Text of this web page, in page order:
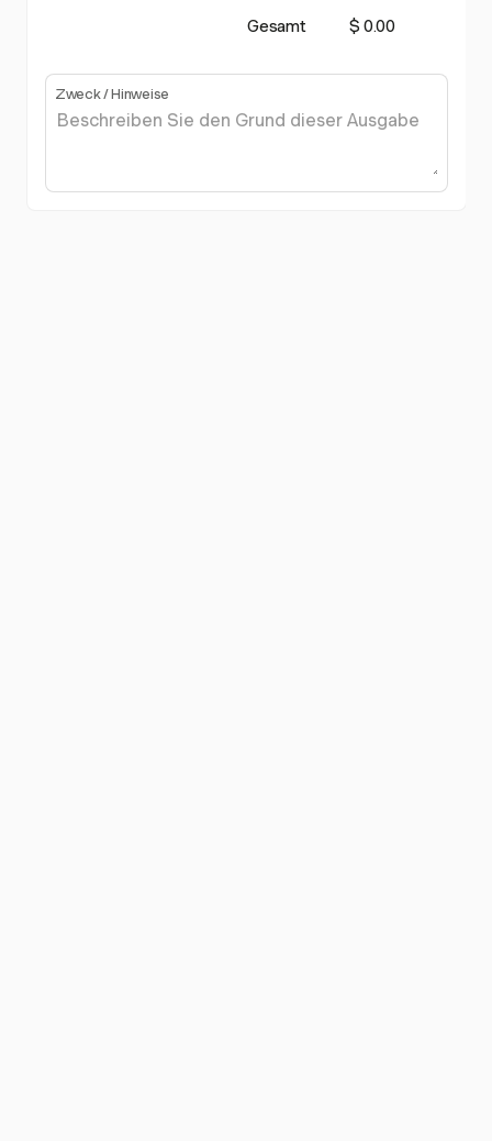
Gesamt $ 0.00
Zweck / Hinweise